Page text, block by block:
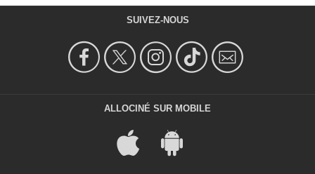
SUIVEZ-NOUS
ALLOCINÉ SUR MOBILE